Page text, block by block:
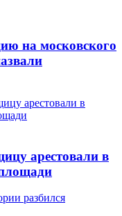
на московского
арестовали в